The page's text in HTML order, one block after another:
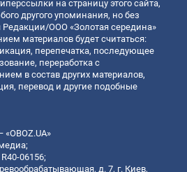
на страницу этого сайта,
другого упоминания, но без
ООО «Золотая середина»
материалов будет считаться:
перепечатка, последующее
переработка с
в состав других материалов,
перевод и другие подобные
06156;
д. 7, г. Киев,